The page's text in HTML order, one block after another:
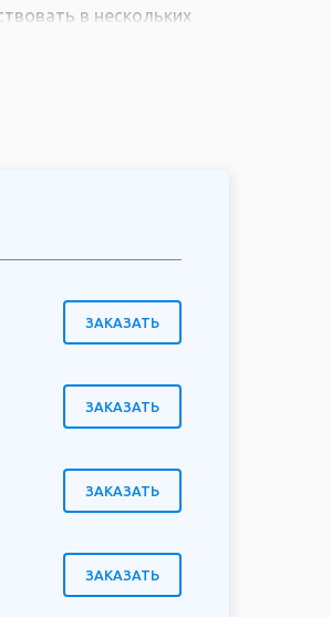
в нескольких
в дегустациях, а
ЗАКАЗАТЬ
ЗАКАЗАТЬ
ЗАКАЗАТЬ
ЗАКАЗАТЬ